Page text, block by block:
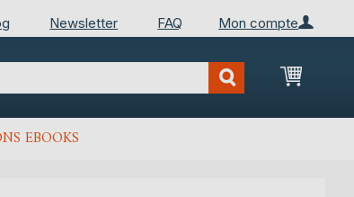
Mon compte
Newsletter FAQ
Mon
EBOOKS